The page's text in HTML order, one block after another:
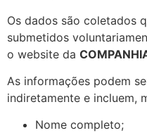
Os dados são coletados
submetidos
o website da
As informações podem
indiretamente e incluem,
Nome completo;